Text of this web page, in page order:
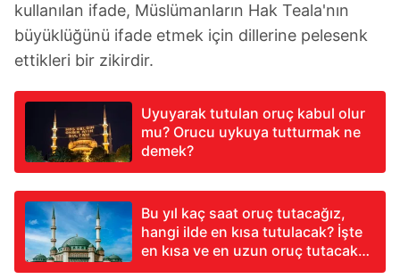
kullanılan ifade, Müslümanların Hak Teala'nın
büyüklüğünü ifade etmek için dillerine pelesenk
ettikleri bir zikirdir.
Uyuyarak tutulan oruç kabul olur
mu? Orucu uykuya tutturmak ne
demek?
Bu yıl kaç saat oruç tutacağız,
hangi ilde en kısa tutulacak? İşte
en kısa ve en uzun oruç tutacak
şehirler